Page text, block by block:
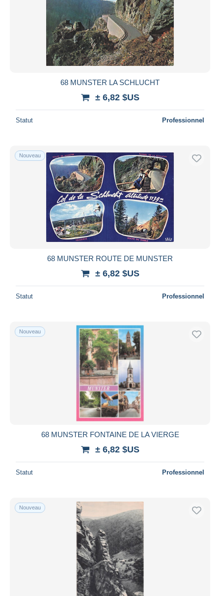
68 MUNSTER LA SCHLUCHT
± 6,82 $US
Statut Professionnel
Nouveau
68 MUNSTER ROUTE DE MUNSTER
± 6,82 $US
Statut Professionnel
Nouveau
68 MUNSTER FONTAINE DE LA VIERGE
± 6,82 $US
Statut Professionnel
Nouveau